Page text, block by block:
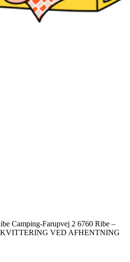
Camping-Farupvej 2 6760 Ribe –
VED AFHENTNING